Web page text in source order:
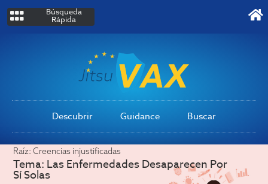
Búsqueda
Rápida
Descubrir Guidance Buscar
Raíz:Creencias injustificadas
Tema: Las Enfermedades Desaparecen Por
Sí Solas